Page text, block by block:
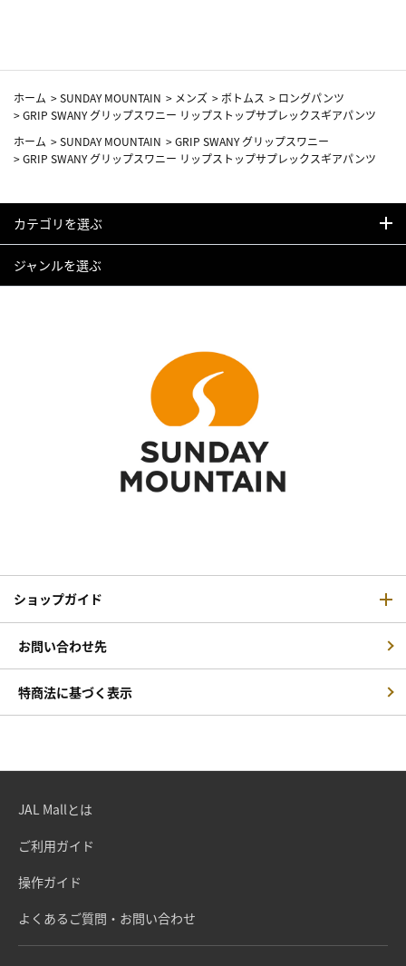
ホーム >SUNDAY MOUNTAIN > メンズ > ボトムス > ロングパンツ
>GRIP SWANY グリップスワニー リップストップサプレックスギアパンツ
ホーム >SUNDAY MOUNTAIN >GRIP SWANY グリップスワニー
>GRIP SWANY グリップスワニー リップストップサプレックスギアパンツ
カテゴリを選ぶ
ジャンルを選ぶ
ショップガイド
お問い合わせ先
特商法に基づく表示
JAL Mallとは
ご利用ガイド
操作ガイド
よくあるご質問・お問い合わせ